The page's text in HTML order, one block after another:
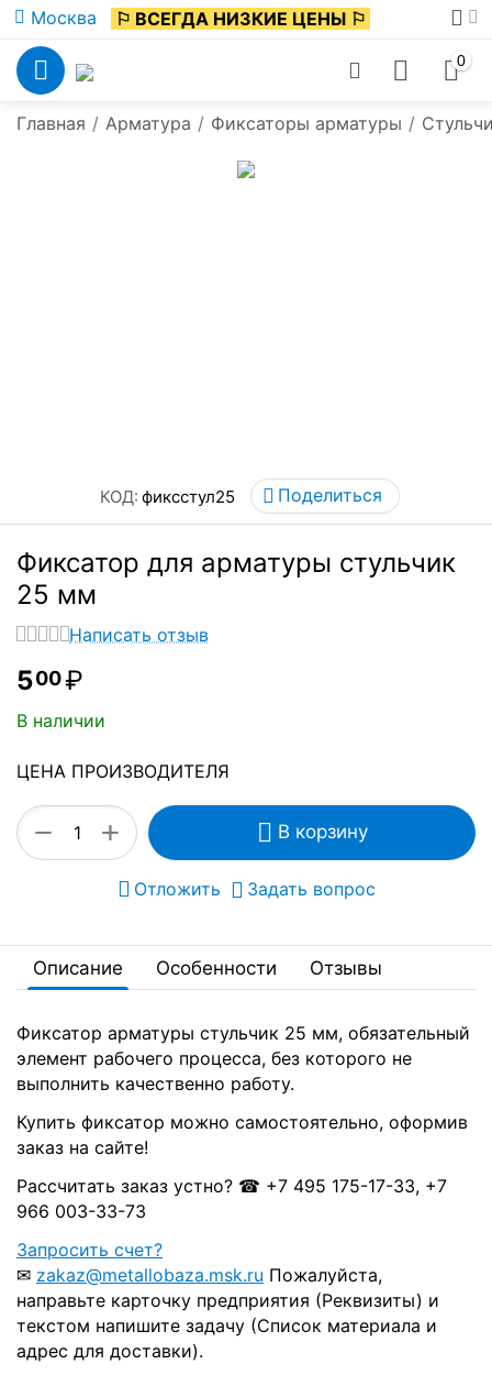
Москва ⚐ ВСЕГДА НИЗКИЕ ЦЕНЫ ⚐
0
Главная / Арматура / Фиксаторы арматуры /
КОД: фиксстул25 Поделиться
Фиксатор для арматуры стульчик
25 мм
Написать отзыв
500₽
В наличии
ЦЕНА ПРОИЗВОДИТЕЛЯ
+
− В корзину
Отложить Задать вопрос
Описание Особенности Отзывы
Фиксатор арматуры стульчик 25 мм, обязательный
элемент рабочего процесса, без которого не
выполнить качественно работу.
Купить фиксатор можно самостоятельно, оформив
заказ на сайте!
Рассчитать заказ устно? ☎ +7 495 175-17-33, +7
966 003-33-73
Запросить счет?
✉ zakaz@metallobaza.msk.ru Пожалуйста,
направьте карточку предприятия (Реквизиты) и
текстом напишите задачу (Список материала и
адрес для доставки).